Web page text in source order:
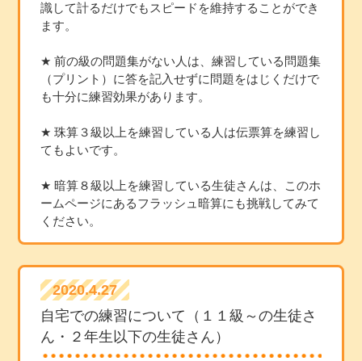
識して計るだけでもスピードを維持することができ
ます。
★ 前の級の問題集がない人は、練習している問題集
（プリント）に答を記入せずに問題をはじくだけで
も十分に練習効果があります。
★ 珠算３級以上を練習している人は伝票算を練習し
てもよいです。
★ 暗算８級以上を練習している生徒さんは、このホ
ームページにあるフラッシュ暗算にも挑戦してみて
ください。
2020.4.27
自宅での練習について（１１級～の生徒さ
ん・２年生以下の生徒さん）